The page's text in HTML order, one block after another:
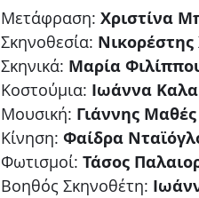
Μετάφραση: Χριστίνα
Σκηνοθεσία:
Σκηνικά: Μαρία
Κοστούμια: Ιωάννα
Μουσική: Γιάννης Μαθές
Κίνηση: Φαίδρα
Φωτισμοί: Τάσος
Βοηθός Σκηνοθέτη: